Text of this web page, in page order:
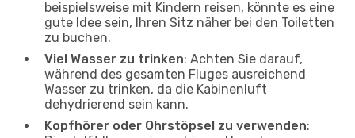
beispielsweise mit Kindern reisen, könnte es eine
gute Idee sein, Ihren Sitz näher bei den Toiletten
zu buchen.
Viel Wasser zu trinken: Achten Sie darauf,
während des gesamten Fluges ausreichend
Wasser zu trinken, da die Kabinenluft
dehydrierend sein kann.
Kopfhörer oder Ohrstöpsel zu verwenden: